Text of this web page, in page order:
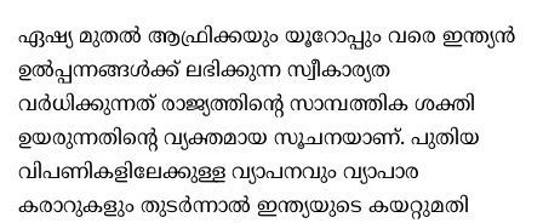
ഏഷ്യ മുതൽ ആഫ്രിക്കയും യൂറോപ്പും വരെ ഇന്ത്യൻ
ഉൽപ്പന്നങ്ങൾക്ക് ലഭിക്കുന്ന സ്വീകാര്യത
വർധിക്കുന്നത് രാജ്യത്തിന്റെ സാമ്പത്തിക ശക്തി
ഉയരുന്നതിന്റെ വ്യക്തമായ സൂചനയാണ്. പുതിയ
വിപണികളിലേക്കുള്ള വ്യാപനവും വ്യാപാര
കരാറുകളും തുടർന്നാൽ ഇന്ത്യയുടെ കയറ്റുമതി